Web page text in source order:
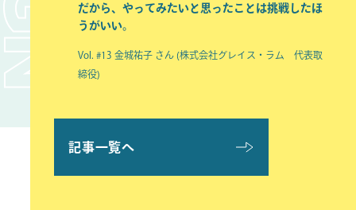
失敗しても何かがわかるから。
優 現在、アメリカ合衆国ロサンゼルスを拠点に、全米や
アジアで活躍中。)
だから、やってみたいと思ったことは挑戦したほ
うがいい。
Vol. #13 金城祐子 さん (株式会社グレイス・ラム 代表取
締役)
もチャレンジできる
ント 代表取締役CEO)
Vol. #12 本村杏珠 さん (琉球朝日放送 報道制作局 記者)
Vol. #11 嘉数真理子 さん (小児血液腫瘍科専門医 / ジャパ
どんどん前へ。
者 現在、アメリカと日本を活動拠点とし、野球解説・野
球評論家として活躍中。)
失敗しても何かがわかるから。
優 現在、アメリカ合衆国ロサンゼルスを拠点に、全米や
アジアで活躍中。)
だから、やってみたいと思ったことは挑戦したほ
うがいい。
Vol. #13 金城祐子 さん (株式会社グレイス・ラム 代表取
締役)
記事一覧へ